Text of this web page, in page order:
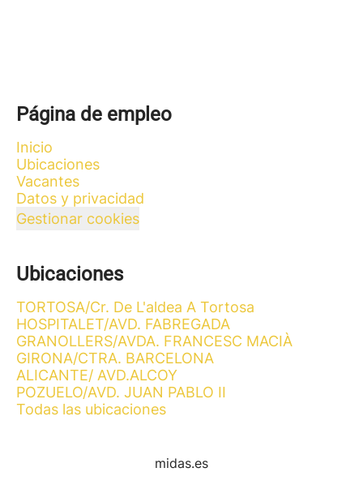
Página de empleo
Inicio
Ubicaciones
Vacantes
Datos y privacidad
Gestionar cookies
Ubicaciones
TORTOSA/Cr. De L'aldea A Tortosa
HOSPITALET/AVD. FABREGADA
GRANOLLERS/AVDA. FRANCESC MACIÀ
GIRONA/CTRA. BARCELONA
ALICANTE/ AVD.ALCOY
POZUELO/AVD. JUAN PABLO II
Todas las ubicaciones
midas.es